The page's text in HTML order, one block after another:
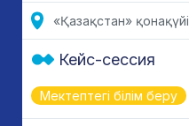
«Қазақстан»
Мектептегі білім беру
Кейс-сессия